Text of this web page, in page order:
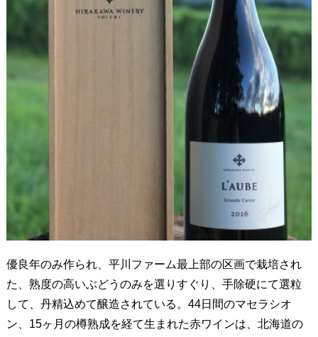
優良年のみ作られ、平川ファーム最上部の区画で栽培され
た、熟度の高いぶどうのみを選りすぐり、手除硬にて選粒
して、丹精込めて醸造されている。44日間のマセラシオ
ン、15ヶ月の樽熟成を経て生まれた赤ワインは、北海道の